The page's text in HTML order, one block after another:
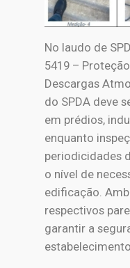
No laudo de
5419 –
Descargas
do SPDA deve
em prédios,
enquanto
periodicidades
o nível de
edificação.
respectivos
garantir a
estabelecimento